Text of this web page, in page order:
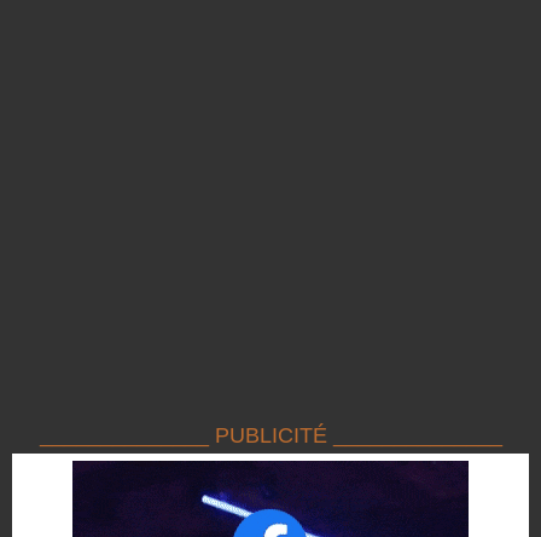
______________ PUBLICITÉ ______________